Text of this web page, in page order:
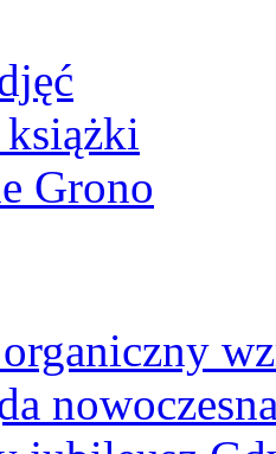
książki
Grono